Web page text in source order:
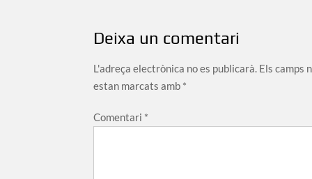
Deixa un comentari
L'adreça electrònica no es publicarà. Els camps
estan marcats amb *
Comentari *